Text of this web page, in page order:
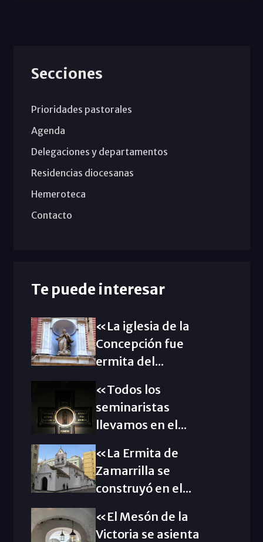
Secciones
Prioridades pastorales
Agenda
Delegaciones y departamentos
Residencias diocesanas
Hemeroteca
Contacto
Te puede interesar
«La iglesia de la
Concepción fue
ermita del...
«Todos los
seminaristas
llevamos en el...
«La Ermita de
Zamarrilla se
construyó en el...
«El Mesón de la
Victoria se asienta